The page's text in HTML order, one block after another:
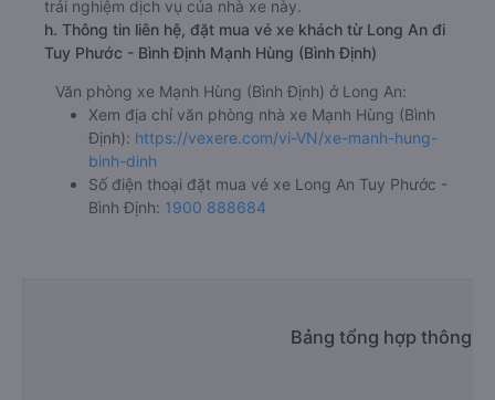
trải nghiệm dịch vụ của nhà xe này.
h. Thông tin liên hệ, đặt mua vé xe khách từ Long An đi
Tuy Phước - Bình Định Mạnh Hùng (Bình Định)
Văn phòng xe Mạnh Hùng (Bình Định) ở Long An:
Xem địa chỉ văn phòng nhà xe Mạnh Hùng (Bình
Định): https://vexere.com/vi-VN/xe-manh-hung-
binh-dinh
Số điện thoại đặt mua vé xe Long An Tuy Phước -
Bình Định: 1900 888684
Bảng tổng hợp thông